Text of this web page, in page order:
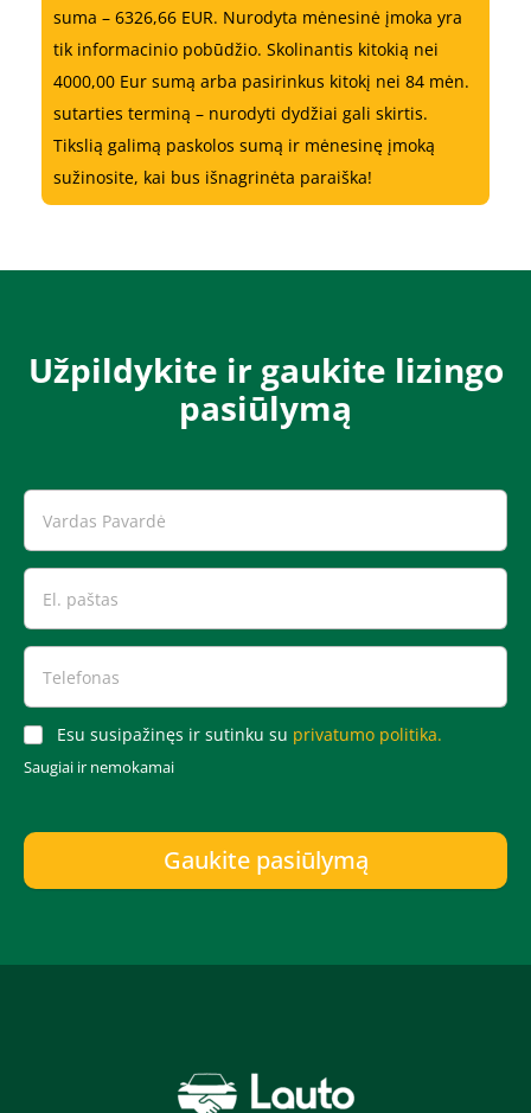
suma – 6326,66 EUR. Nurodyta mėnesinė įmoka yra
tik informacinio pobūdžio. Skolinantis kitokią nei
4000,00 Eur sumą arba pasirinkus kitokį nei 84 mėn.
sutarties terminą – nurodyti dydžiai gali skirtis.
Tikslią galimą paskolos sumą ir mėnesinę įmoką
sužinosite, kai bus išnagrinėta paraiška!
Užpildykite ir gaukite lizingo
pasiūlymą​​​
Esu susipažinęs ir sutinku su privatumo politika.
Saugiai ir nemokamai
Gaukite pasiūlymą